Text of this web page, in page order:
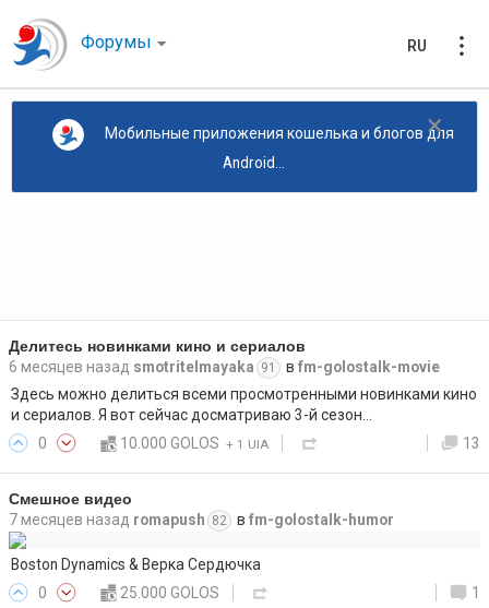
Форумы RU
×
Мобильные приложения кошелька и блогов для
Android...
Делитесь новинками кино и сериалов
6 месяцев назад smotritelmayaka 91 в fm-golostalk-movie
Здесь можно делиться всеми просмотренными новинками кино
и сериалов. Я вот сейчас досматриваю 3-й сезон…
0
10.000 GOLOS +1 UIA 13
Смешное видео
7 месяцев назад romapush 82 в fm-golostalk-humor
Boston Dynamics & Верка Сердючка
0
25.000 GOLOS 1